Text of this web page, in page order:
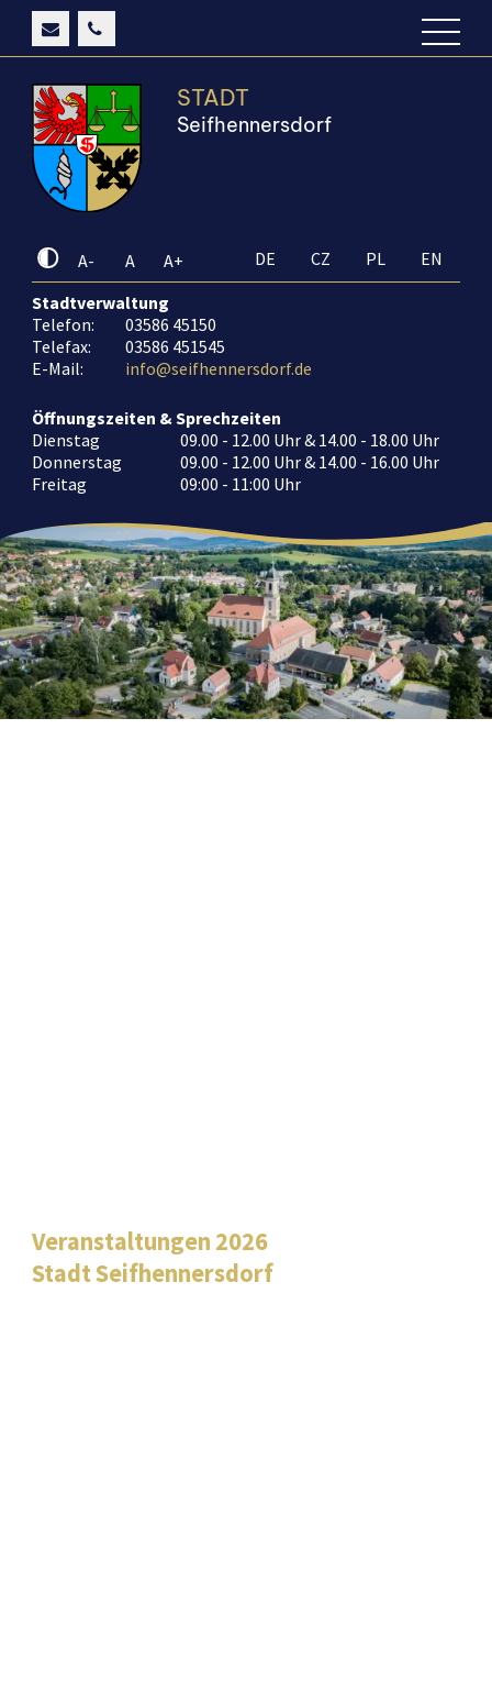
STADT
Seifhennersdorf
A- A A+ DE CZ PL EN
Stadtverwaltung
Telefon:
03586 45150
Telefax:
03586 451545
E-Mail:
info@seifhennersdorf.de
Öffnungszeiten & Sprechzeiten
Dienstag
09.00 - 12.00 Uhr & 14.00 - 18.00 Uhr
Donnerstag
09.00 - 12.00 Uhr & 14.00 - 16.00 Uhr
Freitag
09:00 - 11:00 Uhr
Veranstaltungen 2026
Stadt Seifhennersdorf